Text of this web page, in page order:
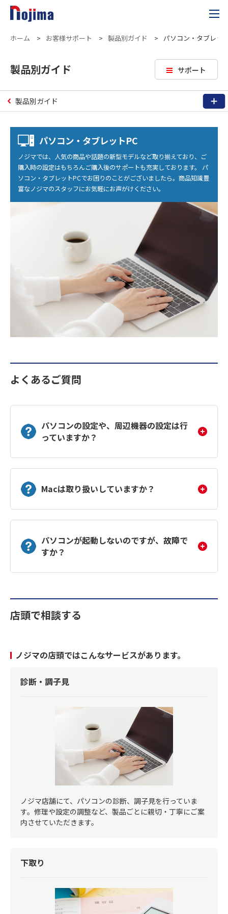
ホーム > お客様サポート > 製品別ガイド > パソコン・タブレッ
サポート
製品別ガイド
製品別ガイド
パソコン・タブレットPC
ノジマでは、人気の商品や話題の新型モデルなど取り揃えており、ご
購入時の設定はもちろんご購入後のサポートも充実しております。 パ
ソコン・タブレットPCでお困りのことがございましたら。商品知識豊
富なノジマのスタッフにお気軽にお声がけください。
よくあるご質問
パソコンの設定や、周辺機器の設定は行
っていますか？
Macは取り扱いしていますか？
パソコンが起動しないのですが、故障で
すか？
店頭で相談する
ノジマの店頭ではこんなサービスがあります。
診断・調子見
ノジマ店舗にて、パソコンの診断、調子見を行っていま
す。修理や設定の調整など、製品ごとに親切・丁寧にご案
内させていただきます。
下取り